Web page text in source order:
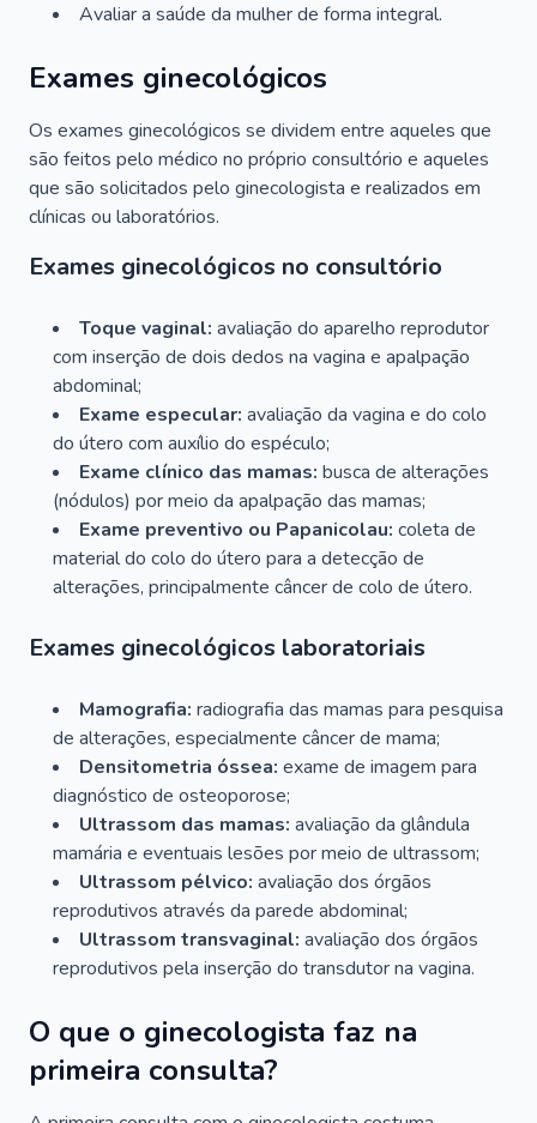
Avaliar a saúde da mulher de forma integral.
Exames ginecológicos
Os exames ginecológicos se dividem entre aqueles que
são feitos pelo médico no próprio consultório e aqueles
que são solicitados pelo ginecologista e realizados em
clínicas ou laboratórios.
Exames ginecológicos no consultório
Toque vaginal: avaliação do aparelho reprodutor
com inserção de dois dedos na vagina e apalpação
abdominal;
Exame especular: avaliação da vagina e do colo
do útero com auxílio do espéculo;
Exame clínico das mamas: busca de alterações
(nódulos) por meio da apalpação das mamas;
Exame preventivo ou Papanicolau: coleta de
material do colo do útero para a detecção de
alterações, principalmente câncer de colo de útero.
Exames ginecológicos laboratoriais
Mamografia: radiografia das mamas para pesquisa
de alterações, especialmente câncer de mama;
Densitometria óssea: exame de imagem para
diagnóstico de osteoporose;
Ultrassom das mamas: avaliação da glândula
mamária e eventuais lesões por meio de ultrassom;
Ultrassom pélvico: avaliação dos órgãos
reprodutivos através da parede abdominal;
Ultrassom transvaginal: avaliação dos órgãos
reprodutivos pela inserção do transdutor na vagina.
O que o ginecologista faz na
primeira consulta?